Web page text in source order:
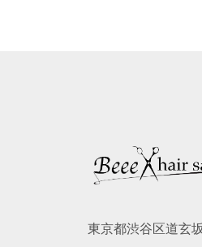
東京都渋谷区道玄